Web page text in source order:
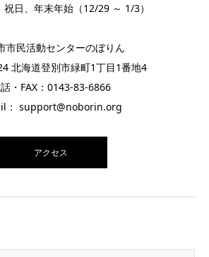
、年末年始（12/29 ～ 1/3）
市民活動センターのぼりん
北海道登別市緑町1丁目1番地4
・FAX：0143-83-6866
： support@noborin.org
アクセス